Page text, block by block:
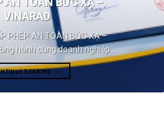
VINARAD
PHÉP AN TOÀN BỨC XẠ –
hành cùng doanh nghiệp ...
READING→